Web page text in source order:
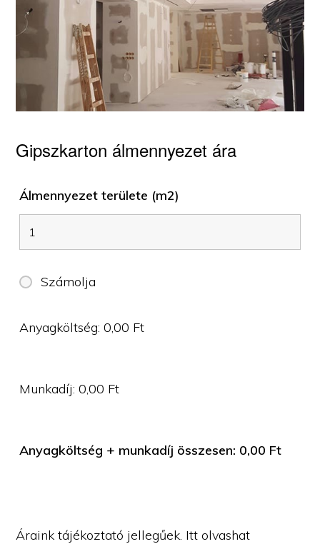
Gipszkarton álmennyezet ára
Álmennyezet területe (m2)
Számolja
Anyagköltség:0,00 Ft
Munkadíj:0,00 Ft
Anyagköltség + munkadíj összesen: 0,00 Ft
Áraink tájékoztató jellegűek. Itt olvashat